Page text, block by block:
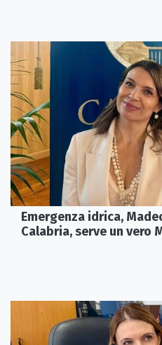
Emergenza idrica,
Calabria, serve un vero